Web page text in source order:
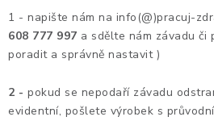
VÝSUVY A DRŽÁKY NA KLÁVESNICI
DRŽÁKY LCD MONITORŮ A TV
DRŽÁKY A ZÁVĚSY PC
1 - napište nám na info(@)pracuj-
608 777 997 a sdělte nám závadu či
poradit a správně nastavit )
2 - pokud se nepodaří závadu
evidentní, pošlete výrobek s